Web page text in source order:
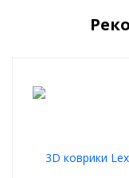
рабочая зона
Выбирайте ковры из
будет отличной